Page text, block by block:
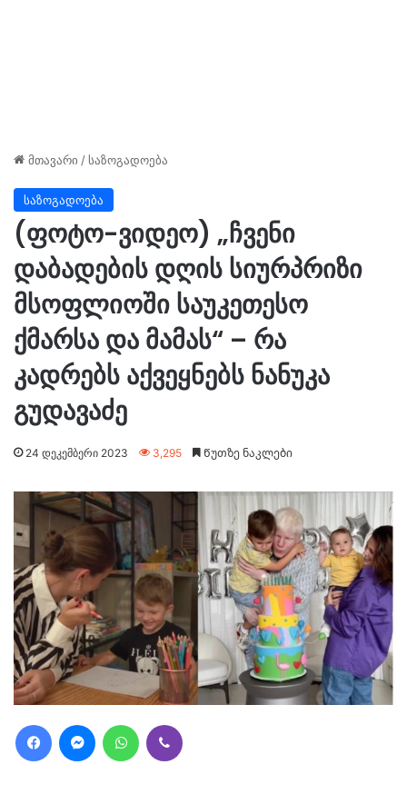
მთავარი /საზოგადოება
საზოგადოება
(ფოტო-ვიდეო) „ჩვენი
დაბადების დღის სიურპრიზი
მსოფლიოში საუკეთესო
ქმარსა და მამას“ – რა
კადრებს აქვეყნებს ნანუკა
გუდავაძე
24 დეკემბერი 2023 3,295 Წუთზე ნაკლები
FacebookMessengerWhatsApp